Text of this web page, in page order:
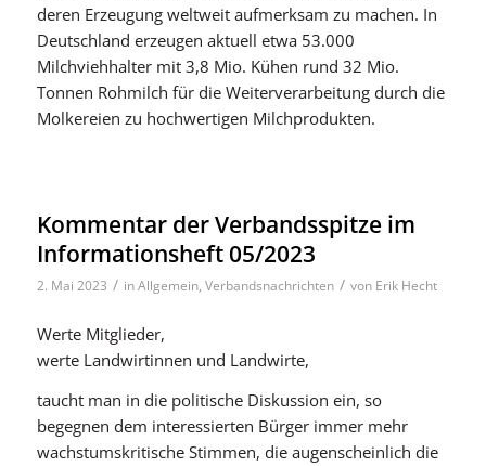
deren Erzeugung weltweit aufmerksam zu machen. In
Deutschland erzeugen aktuell etwa 53.000
Milchviehhalter mit 3,8 Mio. Kühen rund 32 Mio.
Tonnen Rohmilch für die Weiterverarbeitung durch die
Molkereien zu hochwertigen Milchprodukten.
Kommentar der Verbandsspitze im
Informationsheft 05/2023
2. Mai 2023 / inAllgemein, Verbandsnachrichten / von Erik Hecht
Werte Mitglieder,
werte Landwirtinnen und Landwirte,
taucht man in die politische Diskussion ein, so
begegnen dem interessierten Bürger immer mehr
wachstumskritische Stimmen, die augenscheinlich die